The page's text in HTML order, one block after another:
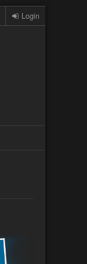
Login